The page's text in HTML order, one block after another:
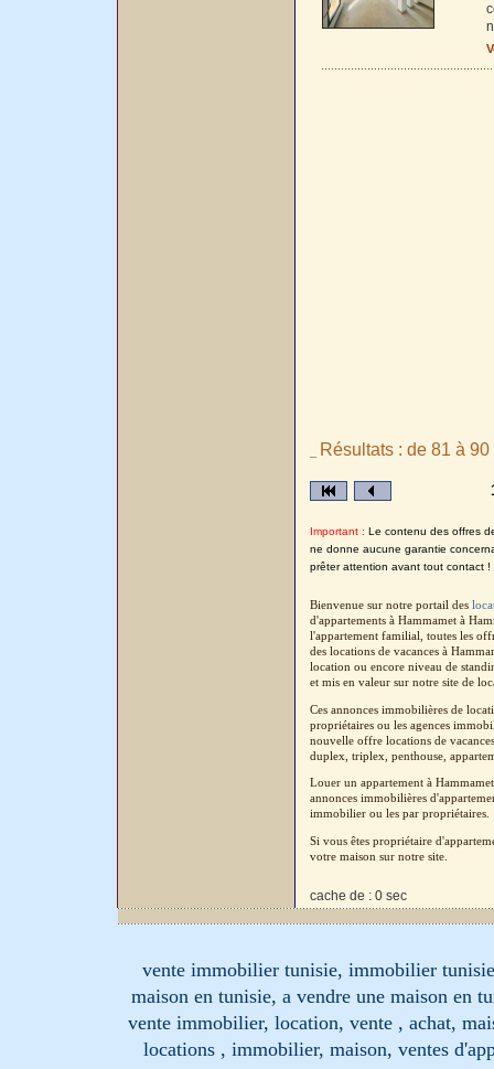
Résultats : de 81 à
Important : Le contenu des offres
ne donne aucune garantie
prêter attention avant tout contact !
Bienvenue sur notre portail des
d'appartements à Hammamet à
l'appartement familial, toutes les
des locations de vacances à
location ou encore niveau de
et mis en valeur sur notre site de
Ces annonces immobilières de
propriétaires ou les agences
nouvelle offre locations de
duplex, triplex, penthouse,
Louer un appartement à
annonces immobilières
immobilier ou les par propriétaires.
Si vous êtes propriétaire
votre maison sur notre site.
cache de : 0 sec
vente immobilier tunisie, immobilier
maison en tunisie, a vendre une maison en
vente immobilier, location, vente , achat,
locations , immobilier, maison, ventes